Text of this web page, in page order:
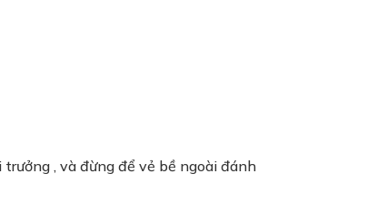
, và đừng để vẻ bề ngoài đánh